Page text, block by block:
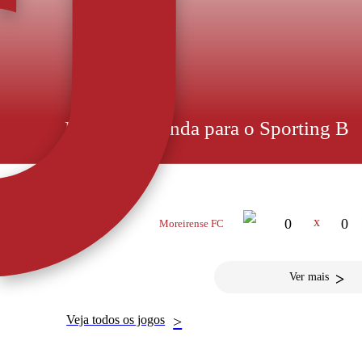
Bilhetes à venda para o Sporting B
Preços entre 8 e 15 euros. Lugares anuais ainda podem ser
para a estreia do AFS na Liga Portugal Meu Super -
na Loja AFS a partir de hoje. Os ingressos custam 8 e 15
PRÓXIMO JOGO
16 MAI 2026
Moreirense FC 0 x 0
Ver mais >
Veja todos os jogos >